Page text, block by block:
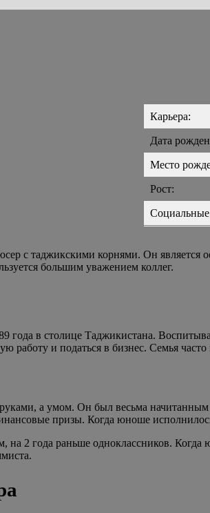
Карьера:
Дата
Место
Рост:
Социальные
с таджикскими корнями. Он
большим уважением коллег.
года в столице Таджикистана.
работу и податься в бизнес. Семья
руками, а умом. Он был весьма
призы. Когда юноше
на 2 года раньше одноклассников.